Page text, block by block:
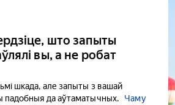
што запыты
вы, а не робат
шкада, але запыты з вашай
падобныя да аўтаматычных.
Чаму